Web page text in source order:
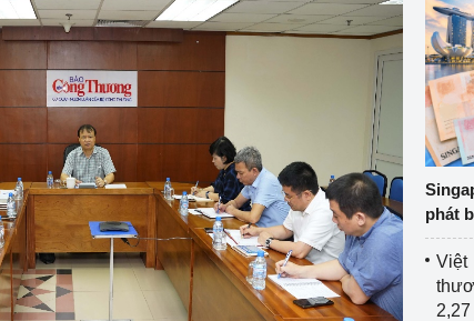
làm việc ở môi trường không có nguy
hiểm khí, bụi nổ
Cơ sở sản xuất, sửa chữa chai chứa
LPG
Tổ chức huấn luyện, bồi dưỡng
nghiệp vụ kiểm định kỹ thuật an toàn
lao động
Quản lý thị trường
Sử dụng năng lượng tiết kiệm và
hiệu quả
Khoa học, công nghệ và đổi mới sáng
Thông báo
Bảo vệ môi trường Video bảo vệ môi trường
Album ảnh bảo vệ môi trường
Bảo vệ nền tảng tư tưởng của Đảng
phát